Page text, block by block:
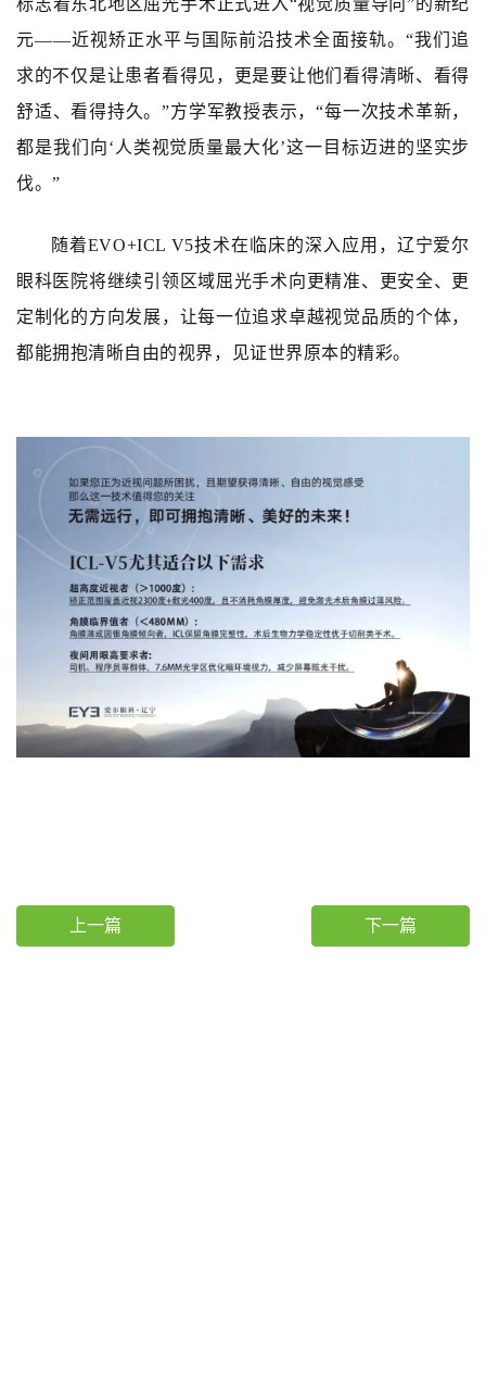
元——近视矫正水平与国际前沿技术全面接轨。“我们追
求的不仅是让患者看得见，更是要让他们看得清晰、看得
舒适、看得持久。”方学军教授表示，“每一次技术革新，
都是我们向‘人类视觉质量最大化’这一目标迈进的坚实步
伐。”
随着EVO+ICL V5技术在临床的深入应用，辽宁爱尔
眼科医院将继续引领区域屈光手术向更精准、更安全、更
定制化的方向发展，让每一位追求卓越视觉品质的个体，
都能拥抱清晰自由的视界，见证世界原本的精彩。
上一篇 下一篇